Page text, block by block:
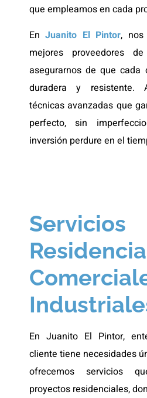
que empleamos en cada
EnJuanito El Pintor, nos
mejores proveedores
asegurarnos de que cada
duradera y resistente.
técnicas avanzadas que
perfecto, sin
inversión perdure en el
Servicios
En Juanito El Pintor,
cliente tiene necesidades
ofrecemos servicios
proyectos residenciales,